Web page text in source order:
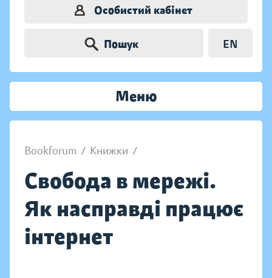
Особистий кабінет
Пошук EN
Меню
Bookforum / Книжки /
Свобода в мережі.
Як насправді працює
інтернет